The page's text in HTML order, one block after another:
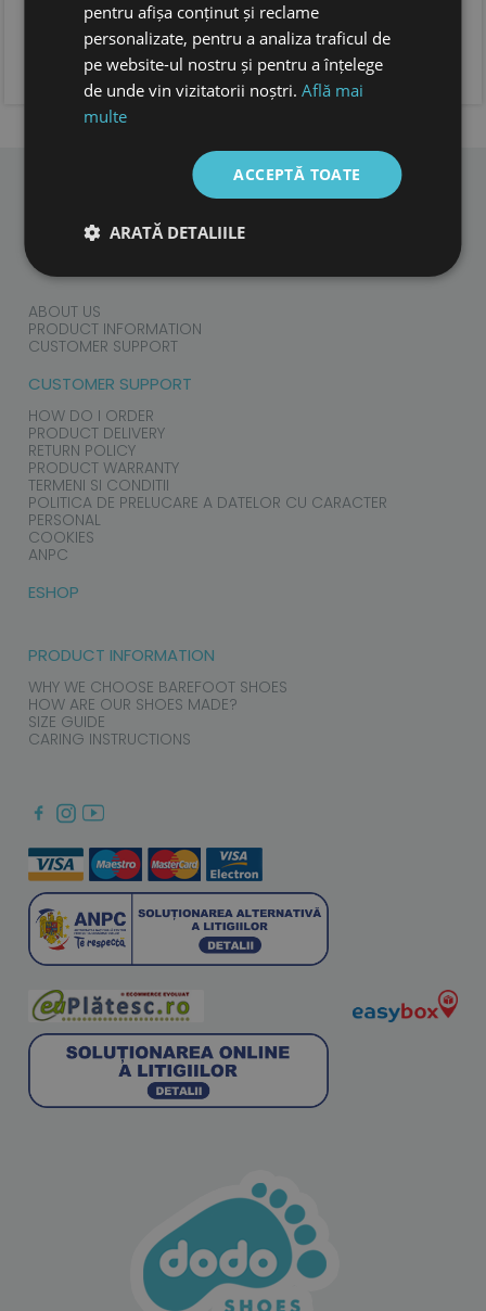
ADAUGA OPINIA TA
CHILDREN
ACCESORIES
ABOUT US
PRODUCT INFORMATION
CUSTOMER SUPPORT
CUSTOMER SUPPORT
HOW DO I ORDER
PRODUCT DELIVERY
RETURN POLICY
PRODUCT WARRANTY
TERMENI SI CONDITII
POLITICA DE PRELUCARE A DATELOR CU CARACTER
PERSONAL
COOKIES
ANPC
ESHOP
PRODUCT INFORMATION
WHY WE CHOOSE BAREFOOT SHOES
HOW ARE OUR SHOES MADE?
SIZE GUIDE
CARING INSTRUCTIONS
pentru afișa conținut și reclame
personalizate, pentru a analiza traficul de
pe website-ul nostru și pentru a înțelege
de unde vin vizitatorii noștri.Află mai
multe
ACCEPTĂ TOATE
ARATĂ DETALIILE